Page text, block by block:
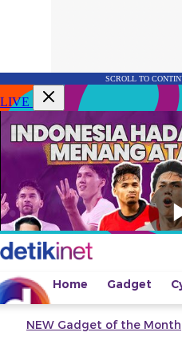
SCROLL TO
LIVE
Home Gadget
NEW Gadget of the Month